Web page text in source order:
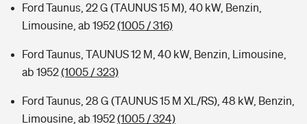
Ford Taunus, 22 G (TAUNUS 15 M), 40 kW, Benzin,
Limousine, ab 1952(1005 / 316)
Ford Taunus, TAUNUS 12 M, 40 kW, Benzin, Limousine,
ab 1952(1005 / 323)
Ford Taunus, 28 G (TAUNUS 15 M XL/RS), 48 kW, Benzin,
Limousine, ab 1952(1005 / 324)